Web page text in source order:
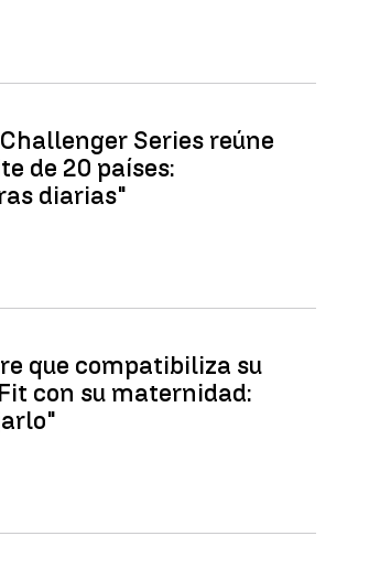
Series reúne
de 20 países:
diarias"
que compatibiliza su
con su maternidad: